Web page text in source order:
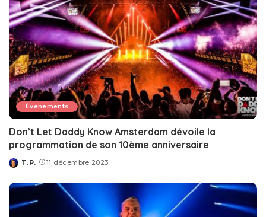
Événements
Don’t Let Daddy Know Amsterdam dévoile la
programmation de son 10ème anniversaire
Posted
T.P. 11 décembre 2023